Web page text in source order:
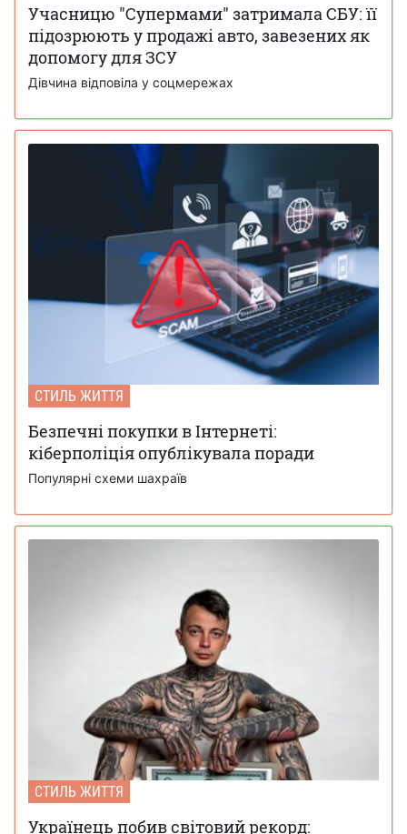
Учасницю "Супермами" затримала СБУ: її
підозрюють у продажі авто, завезених як
допомогу для ЗСУ
Дівчина відповіла у соцмережах
СТИЛЬ ЖИТТЯ
Безпечні покупки в Інтернеті:
кіберполіція опублікувала поради
Популярні схеми шахраїв
СТИЛЬ ЖИТТЯ
Українець побив світовий рекорд: